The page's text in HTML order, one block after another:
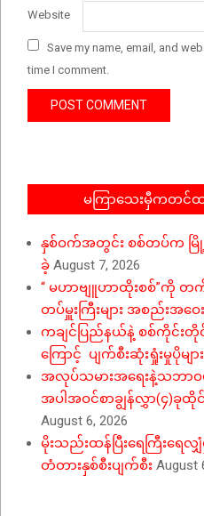
Website
Save my name, email, and
time I comment.
မကြာသေးမှီကတင်ထ
နှစ်ဝက်အတွင်း စစ်တပ်က မ
ခဲ့ August 7, 2026
“ မဟာဗျူဟာထိုးစစ်”ကို တ
တပ်မှူးကြီးများ အစည်းအဝေ
ကချင်ပြည်နယ်နဲ့ စစ်ကိုင်းတို
ကြောင့် ပျက်စီးဆုံးရှုံးမှုပိုများ
အလုပ်သမားအရေးနဲ့သဘာဝ
အပါအဝင်စာချွန်လွှာ(၄)ခုထို
August 6, 2026
မိုးသည်းထန်ပြီးရေကြီးရေလ
တံတားနှစ်စီးပျက်စီး August